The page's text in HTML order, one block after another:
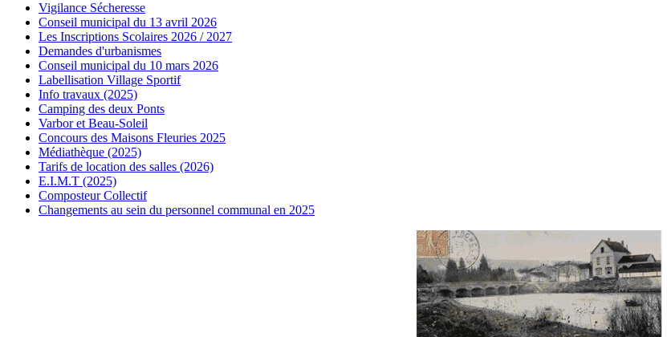
Vigilance Sécheresse
Conseil municipal du 13 avril 2026
Les Inscriptions Scolaires 2026 / 2027
Demandes d'urbanismes
Conseil municipal du 10 mars 2026
Labellisation Village Sportif
Info travaux (2025)
Camping des deux Ponts
Varbor et Beau-Soleil
Concours des Maisons Fleuries 2025
Médiathèque (2025)
Tarifs de location des salles (2026)
E.I.M.T (2025)
Composteur Collectif
Changements au sein du personnel communal en 2025